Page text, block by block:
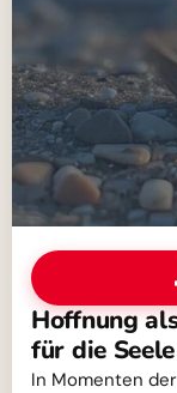
Hoffnung
für die Seele
In Momenten